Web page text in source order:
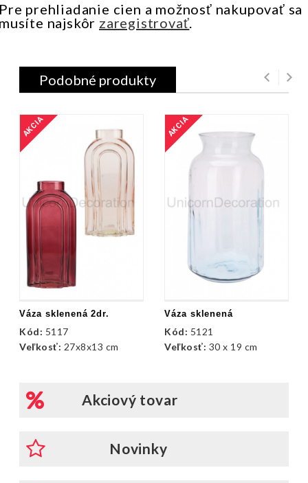
prehliadanie cien a možnosť nakupovať sa
najskôr zaregistrovať.
Podobné produkty
AKCIA
Váza sklenená 2dr.
Kód: 5117
Veľkosť: 27x8x13 cm
AKCIA
Váza sklenená
Kód: 5121
Veľkosť: 30 x 19 cm
Akciový tovar
Novinky